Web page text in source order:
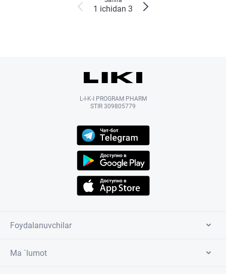
1 ichidan 3
L-I-K-I PROGRAM PHARM
STIR 309805779
Foydalanuvchilar
Ma `lumot